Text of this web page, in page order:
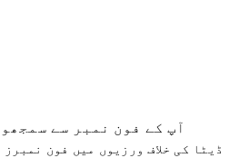
⚠️ آپ کے فون نمبر سے
ڈیٹا کی خلاف ورزیوں میں فون